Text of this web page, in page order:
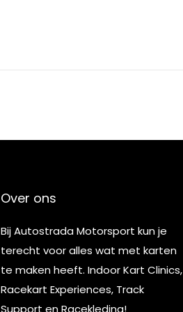
Over ons
Bij Autostrada Motorsport kun je
terecht voor alles wat met karten
te maken heeft. Indoor Kart Clinics,
Racekart Experiences, Track
Support en Racekleding!